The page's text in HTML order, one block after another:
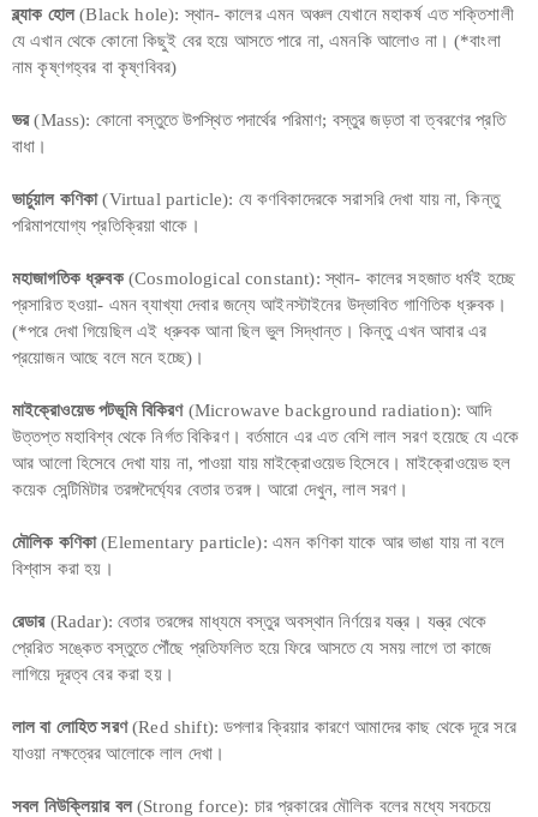
ব্ল্যাক হোল(Black hole): স্থান- কালের এমন অঞ্চল যেখানে মহাকর্ষ এত শক্তিশালী
যে এখান থেকে কোনো কিছুই বের হয়ে আসতে পারে না, এমনকি আলোও না। (*বাংলা
নাম কৃষ্ণগহ্বর বা কৃষ্ণবিবর)
ভর(Mass): কোনো বস্তুতে উপস্থিত পদার্থের পরিমাণ; বস্তুর জড়তা বা ত্বরণের প্রতি
বাধা।
ভার্চুয়াল কণিকা(Virtual particle): যে কণবিকাদেরকে সরাসরি দেখা যায় না, কিন্তু
পরিমাপযোগ্য প্রতিক্রিয়া থাকে।
মহাজাগতিক ধ্রুবক(Cosmological constant): স্থান- কালের সহজাত ধর্মই হচ্ছে
প্রসারিত হওয়া- এমন ব্যাখ্যা দেবার জন্যে আইনস্টাইনের উদ্ভাবিত গাণিতিক ধ্রুবক।
(*পরে দেখা গিয়েছিল এই ধ্রুবক আনা ছিল ভুল সিদ্ধান্ত। কিন্তু এখন আবার এর
প্রয়োজন আছে বলে মনে হচ্ছে)।
মাইক্রোওয়েভ পটভূমি বিকিরণ(Microwave background radiation): আদি
উত্তপ্ত মহাবিশ্ব থেকে নির্গত বিকিরণ। বর্তমানে এর এত বেশি লাল সরণ হয়েছে যে একে
আর আলো হিসেবে দেখা যায় না, পাওয়া যায় মাইক্রোওয়েভ হিসেবে। মাইক্রোওয়েভ হল
কয়েক সেন্টিমিটার তরঙ্গদৈর্ঘ্যের বেতার তরঙ্গ। আরো দেখুন, লাল সরণ।
মৌলিক কণিকা(Elementary particle): এমন কণিকা যাকে আর ভাঙা যায় না বলে
বিশ্বাস করা হয়।
রেডার(Radar): বেতার তরঙ্গের মাধ্যমে বস্তুর অবস্থান নির্ণয়ের যন্ত্র। যন্ত্র থেকে
প্রেরিত সঙ্কেত বস্তুতে পৌঁছে প্রতিফলিত হয়ে ফিরে আসতে যে সময় লাগে তা কাজে
লাগিয়ে দূরত্ব বের করা হয়।
লাল বা লোহিত সরণ(Red shift): ডপলার ক্রিয়ার কারণে আমাদের কাছ থেকে দূরে সরে
যাওয়া নক্ষত্রের আলোকে লাল দেখা।
সবল নিউক্লিয়ার বল(Strong force): চার প্রকারের মৌলিক বলের মধ্যে সবচেয়ে